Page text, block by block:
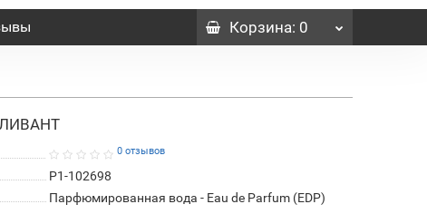
Корзина: 0
0 отзывов
P1-102698
Парфюмированная вода - Eau de Parfum (EDP)